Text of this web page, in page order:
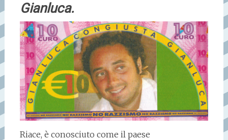
Gianluca.
Riace, è conosciuto come il paese